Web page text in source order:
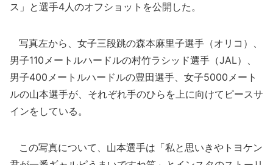
ス」と選手4人のオフショットを公開した。
写真左から、女子三段跳の森本麻里子選手（オリコ）、
男子110メートルハードルの村竹ラシッド選手（JAL）、
男子400メートルハードルの豊田選手、女子5000メート
ルの山本選手が、それぞれ手のひらを上に向けてピースサ
インをしている。
この写真について、山本選手は「私と思いきやトヨケン